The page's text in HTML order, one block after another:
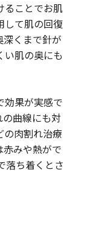
ることでお肌
して肌の回復
くまで針が
い肌の奥にも
効果が実感で
曲線にも対
の肉割れ治療
みや熱がで
落ち着くとさ